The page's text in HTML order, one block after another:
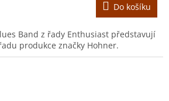
Do košíku
Band z řady Enthusiast představují
produkce značky Hohner.